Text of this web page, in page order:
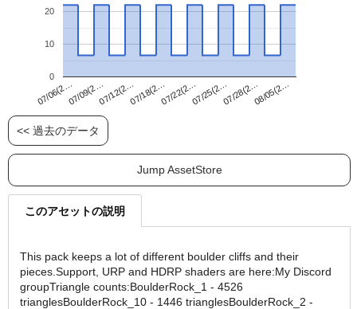
07/06(2…07/09(2…07/12(2…07/18(2…07/22(2…07/25(2…07/28(2…08/05(2…
0
10
20
<< 過去のデータ
Jump AssetStore
このアセットの説明
This pack keeps a lot of different boulder cliffs and their
pieces.Support, URP and HDRP shaders are here:My Discord
groupTriangle counts:BoulderRock_1 - 4526
trianglesBoulderRock_10 - 1446 trianglesBoulderRock_2 -